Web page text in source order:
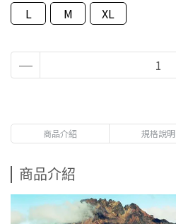
L
M XL
商品介紹 規格說明
商品介紹